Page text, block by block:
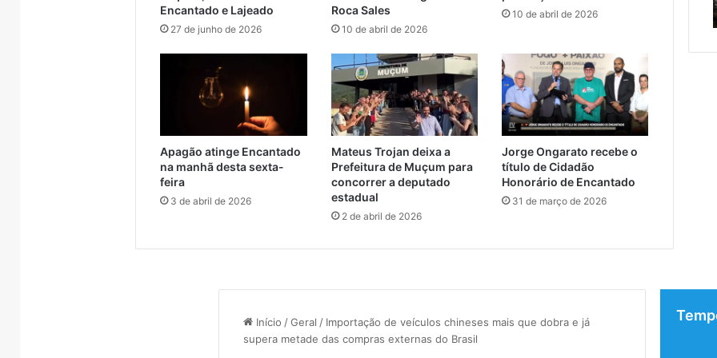
Encantado e Lajeado
27 de junho de 2026
Roca Sales
10 de abril de 2026
10 de abril de 2026
Apagão atinge Encantado
na manhã desta sexta-
feira
3 de abril de 2026
Mateus Trojan deixa a
Prefeitura de Muçum para
concorrer a deputado
estadual
2 de abril de 2026
Jorge Ongarato recebe o
título de Cidadão
Honorário de Encantado
31 de março de 2026
serviços de manutenção
crianças
adolescentes
nosnos EUA